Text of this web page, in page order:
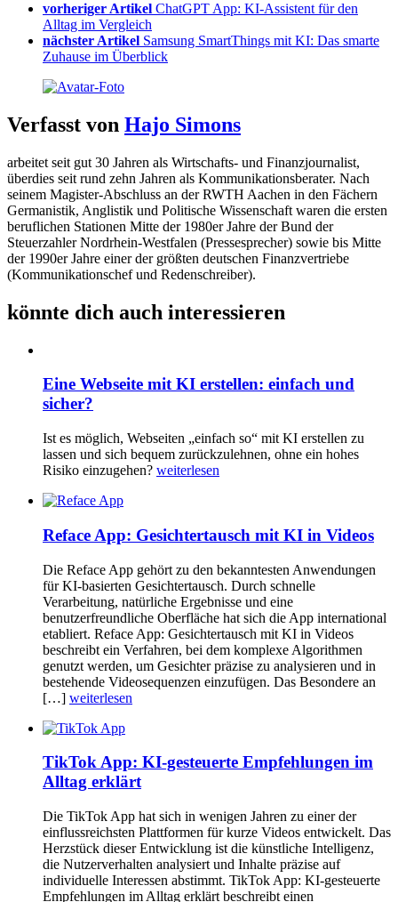
vorheriger Artikel ChatGPT App: KI-Assistent für den
Alltag im Vergleich
nächster Artikel Samsung SmartThings mit KI: Das smarte
Zuhause im Überblick
Verfasst von Hajo Simons
arbeitet seit gut 30 Jahren als Wirtschafts- und Finanzjournalist,
überdies seit rund zehn Jahren als Kommunikationsberater. Nach
seinem Magister-Abschluss an der RWTH Aachen in den Fächern
Germanistik, Anglistik und Politische Wissenschaft waren die ersten
beruflichen Stationen Mitte der 1980er Jahre der Bund der
Steuerzahler Nordrhein-Westfalen (Pressesprecher) sowie bis Mitte
der 1990er Jahre einer der größten deutschen Finanzvertriebe
(Kommunikationschef und Redenschreiber).
könnte dich auch interessieren
Eine Webseite mit KI erstellen: einfach und
sicher?
Ist es möglich, Webseiten „einfach so“ mit KI erstellen zu
lassen und sich bequem zurückzulehnen, ohne ein hohes
Risiko einzugehen? weiterlesen
Reface App: Gesichtertausch mit KI in Videos
Die Reface App gehört zu den bekanntesten Anwendungen
für KI-basierten Gesichtertausch. Durch schnelle
Verarbeitung, natürliche Ergebnisse und eine
benutzerfreundliche Oberfläche hat sich die App international
etabliert. Reface App: Gesichtertausch mit KI in Videos
beschreibt ein Verfahren, bei dem komplexe Algorithmen
genutzt werden, um Gesichter präzise zu analysieren und in
bestehende Videosequenzen einzufügen. Das Besondere an
[…] weiterlesen
TikTok App: KI-gesteuerte Empfehlungen im
Alltag erklärt
Die TikTok App hat sich in wenigen Jahren zu einer der
einflussreichsten Plattformen für kurze Videos entwickelt. Das
Herzstück dieser Entwicklung ist die künstliche Intelligenz,
die Nutzerverhalten analysiert und Inhalte präzise auf
individuelle Interessen abstimmt. TikTok App: KI-gesteuerte
Empfehlungen im Alltag erklärt beschreibt einen